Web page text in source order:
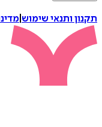
תקנון ותנאי שימוש